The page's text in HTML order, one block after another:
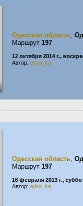
Одесская область,
Маршрут 197
12 октября 2014 г.,
Автор: ariss_ka
Одесская область,
Маршрут 197
16 февраля 2013 г.,
Автор: ariss_ka